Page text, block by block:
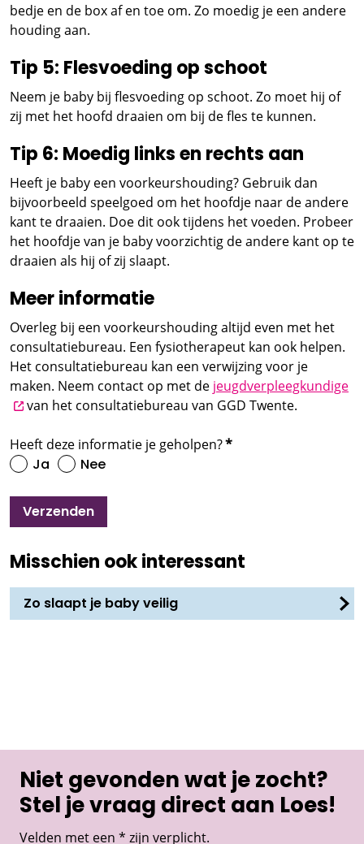
Misschien ook interessant
Zo slaapt je baby veilig
bedje en de box af en toe om. Zo moedig je een andere
houding aan.
Tip 5: Flesvoeding op schoot
Neem je baby bij flesvoeding op schoot. Zo moet hij of
zij met het hoofd draaien om bij de fles te kunnen.
Tip 6: Moedig links en rechts aan
Heeft je baby een voorkeurshouding? Gebruik dan
bijvoorbeeld speelgoed om het hoofdje naar de andere
kant te draaien. Doe dit ook tijdens het voeden. Probeer
het hoofdje van je baby voorzichtig de andere kant op te
draaien als hij of zij slaapt.
Meer informatie
Overleg bij een voorkeurshouding altijd even met het
consultatiebureau. Een fysiotherapeut kan ook helpen.
Het consultatiebureau kan een verwijzing voor je
maken. Neem contact op met de jeugdverpleegkundige
van het consultatiebureau van GGD Twente.
Heeft deze informatie je geholpen?*
Ja Nee
Verzenden
Niet gevonden wat je zocht?
Stel je vraag direct aan Loes!
Velden met een * zijn verplicht.